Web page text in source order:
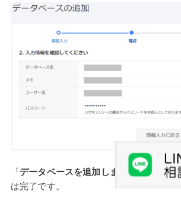
「データベースを追加しました！」と表
は完了です。